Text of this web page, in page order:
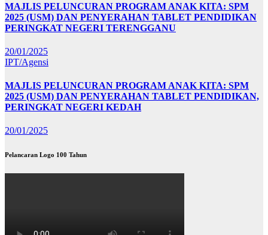
MAJLIS PELUNCURAN PROGRAM ANAK KITA: SPM
2025 (USM) DAN PENYERAHAN TABLET PENDIDIKAN
PERINGKAT NEGERI TERENGGANU
20/01/2025
IPT/Agensi
MAJLIS PELUNCURAN PROGRAM ANAK KITA: SPM
2025 (USM) DAN PENYERAHAN TABLET PENDIDIKAN,
PERINGKAT NEGERI KEDAH
20/01/2025
Pelancaran Logo 100 Tahun